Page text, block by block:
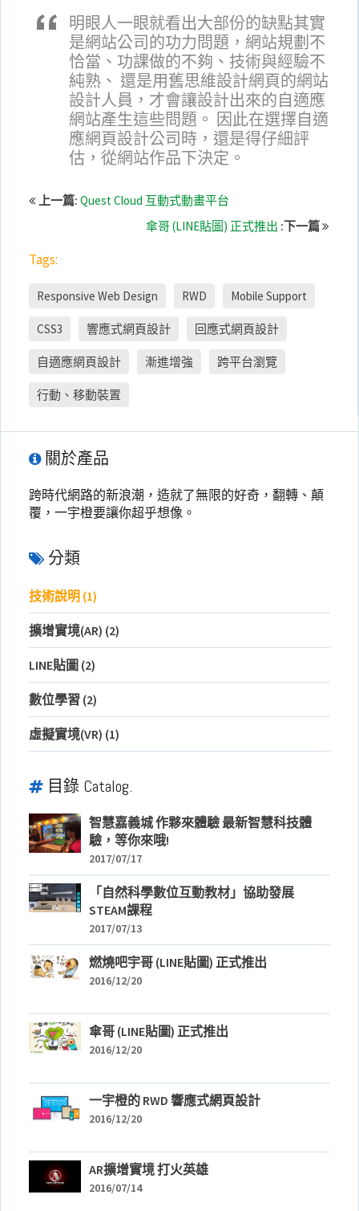
明眼人一眼就看出大部份的缺點其實
是網站公司的功力問題，網站規劃不
恰當、功課做的不夠、技術與經驗不
純熟、 還是用舊思維設計網頁的網站
設計人員，才會讓設計出來的自適應
網站產生這些問題。 因此在選擇自適
應網頁設計公司時，還是得仔細評
估，從網站作品下決定。
上一篇: Quest Cloud 互動式動畫平台
傘哥 (LINE貼圖) 正式推出 :下一篇
Tags:
Responsive Web Design RWD Mobile Support
CSS3 響應式網頁設計 回應式網頁設計
自適應網頁設計 漸進增強 跨平台瀏覽
行動、移動裝置
關於產品
跨時代網路的新浪潮，造就了無限的好奇，翻轉、顛
覆，一宇橙要讓你超乎想像。
分類
技術說明 (1)
擴增實境(AR) (2)
LINE貼圖 (2)
數位學習 (2)
虛擬實境(VR) (1)
目錄 Catalog.
智慧嘉義城 作夥來體驗 最新智慧科技體
驗，等你來哦!
2017/07/17
「自然科學數位互動教材」協助發展
STEAM課程
2017/07/13
燃燒吧宇哥 (LINE貼圖) 正式推出
2016/12/20
傘哥 (LINE貼圖) 正式推出
2016/12/20
一宇橙的 RWD 響應式網頁設計
2016/12/20
AR擴增實境 打火英雄
2016/07/14